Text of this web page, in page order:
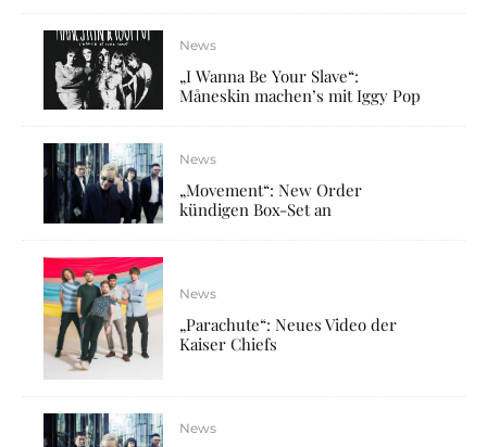
News
„I Wanna Be Your Slave“:
Måneskin machen’s mit Iggy Pop
News
„Movement“: New Order
kündigen Box-Set an
News
„Parachute“: Neues Video der
Kaiser Chiefs
News